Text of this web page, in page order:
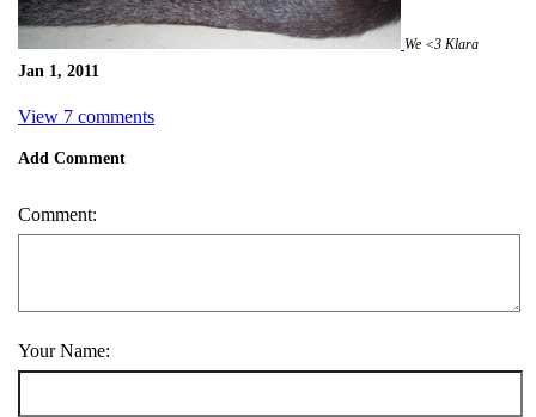
We <3 Klara
Jan 1, 2011
View 7 comments
Add Comment
Comment:
Your Name: